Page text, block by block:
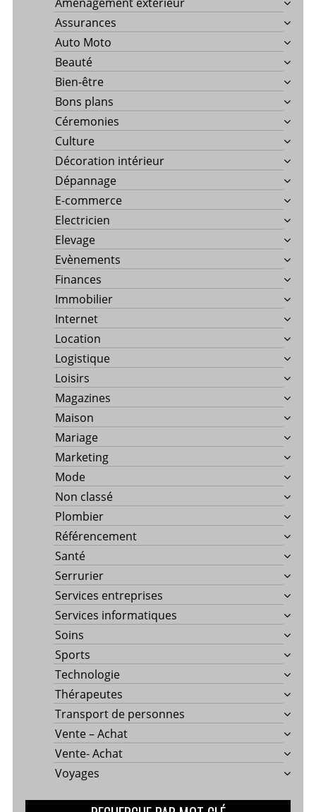
Assurances
Auto Moto
Beauté
Bien-être
Bons plans
Céremonies
Culture
Décoration intérieur
Dépannage
E-commerce
Electricien
Elevage
Evènements
Finances
Immobilier
Internet
Location
Logistique
Loisirs
Magazines
Maison
Mariage
Marketing
Mode
Non classé
Plombier
Référencement
Santé
Serrurier
Services entreprises
Services informatiques
Soins
Sports
Technologie
Thérapeutes
Transport de personnes
Vente – Achat
Vente- Achat
Voyages